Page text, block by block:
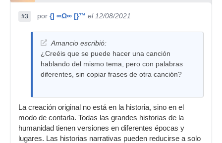
#3 por {] ∞Ω∞ [}™ el 12/08/2021
Amancio escribió:
¿Creéis que se puede hacer una canción
hablando del mismo tema, pero con palabras
diferentes, sin copiar frases de otra canción?
La creación original no está en la historia, sino en el
modo de contarla. Todas las grandes historias de la
humanidad tienen versiones en diferentes épocas y
lugares. Las historias narrativas pueden reducirse a solo